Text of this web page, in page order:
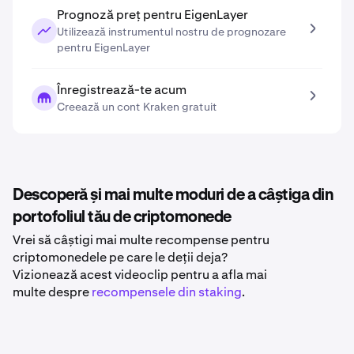
Prognoză preț pentru EigenLayer
Utilizează instrumentul nostru de prognozare
pentru EigenLayer
Înregistrează-te acum
Creează un cont Kraken gratuit
Descoperă și mai multe moduri de a câștiga din
portofoliul tău de criptomonede
Vrei să câștigi mai multe recompense pentru
criptomonedele pe care le deții deja?
Vizionează acest videoclip pentru a afla mai
multe desprerecompensele din staking.